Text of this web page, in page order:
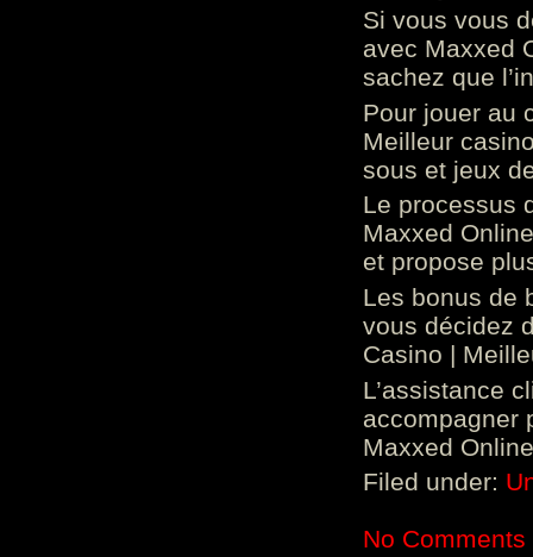
Si vous vous
avec Maxxed
sachez que
Pour jouer au
Meilleur
sous et jeux
Le processus
Maxxed
et propose
Les bonus de
vous décidez
Casino |
L’assistance
accompagner
Maxxed
Filed under:
No Comments